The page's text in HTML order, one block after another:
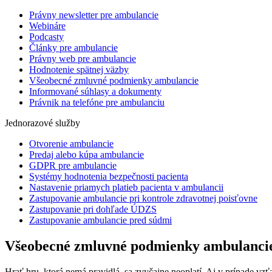
Právny newsletter pre ambulancie
Webináre
Podcasty
Články pre ambulancie
Právny web pre ambulancie
Hodnotenie spätnej väzby
Všeobecné zmluvné podmienky ambulancie
Informované súhlasy a dokumenty
Právnik na telefóne pre ambulanciu
Jednorazové služby
Otvorenie ambulancie
Predaj alebo kúpa ambulancie
GDPR pre ambulancie
Systémy hodnotenia bezpečnosti pacienta
Nastavenie priamych platieb pacienta v ambulancii
Zastupovanie ambulancie pri kontrole zdravotnej poisťovne
Zastupovanie pri dohľade ÚDZS
Zastupovanie ambulancie pred súdmi
Všeobecné zmluvné podmienky